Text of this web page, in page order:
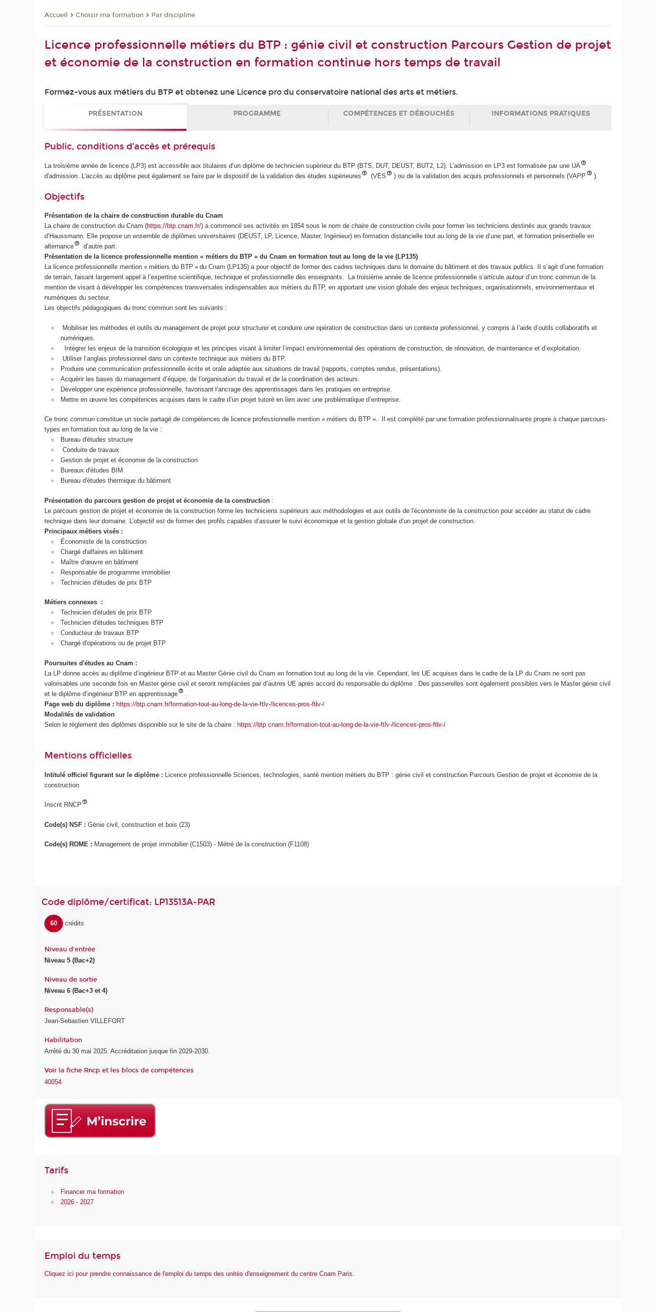
Accueil Choisir ma formation Par discipline
Licence professionnelle métiers du BTP : génie civil et construction Parcours Gestion de projet
et économie de la construction en formation continue hors temps de travail
Formez-vous aux métiers du BTP et obtenez une Licence pro du conservatoire national des arts et métiers.
PRÉSENTATION PROGRAMME COMPÉTENCES ET DÉBOUCHÉS INFORMATIONS PRATIQUES
Public, conditions d’accès et prérequis
La troisième année de licence (LP3) est accessible aux titulaires d’un diplôme de technicien supérieur du BTP (BTS, DUT, DEUST, BUT2, L2). L'admission en LP3 est formalisée par une UA
d'admission. L'accès au diplôme peut également se faire par le dispositif de la validation des études supérieures
(VES ) ou de la validation des acquis professionnels et personnels (VAPP ).
Objectifs
Présentation de la chaire de construction durable du Cnam
La chaire de construction du Cnam (https://btp.cnam.fr/) a commencé ses activités en 1854 sous le nom de chaire de construction civile pour former les techniciens destinés aux grands travaux
d’Haussmann. Elle propose un ensemble de diplômes universitaires (DEUST, LP, Licence, Master, Ingénieur) en formation distancielle tout au long de la vie d’une part, et formation présentielle en
alternance
d’autre part.
Présentation de la licence professionnelle mention « métiers du BTP » du Cnam en formation tout au long de la vie (LP135)
La licence professionnelle mention « métiers du BTP » du Cnam (LP135) a pour objectif de former des cadres techniques dans le domaine du bâtiment et des travaux publics. Il s’agit d’une formation
de terrain, faisant largement appel à l’expertise scientifique, technique et professionnelle des enseignants. La troisième année de licence professionnelle s’articule autour d’un tronc commun de la
mention de visant à développer les compétences transversales indispensables aux métiers du BTP, en apportant une vision globale des enjeux techniques, organisationnels, environnementaux et
numériques du secteur.
Les objectifs pédagogiques du tronc commun sont les suivants :
Mobiliser les méthodes et outils du management de projet pour structurer et conduire une opération de construction dans un contexte professionnel, y compris à l’aide d’outils collaboratifs et
numériques.
Intégrer les enjeux de la transition écologique et les principes visant à limiter l’impact environnemental des opérations de construction, de rénovation, de maintenance et d’exploitation.
Utiliser l’anglais professionnel dans un contexte technique aux métiers du BTP.
Produire une communication professionnelle écrite et orale adaptée aux situations de travail (rapports, comptes rendus, présentations).
Acquérir les bases du management d’équipe, de l’organisation du travail et de la coordination des acteurs.
Développer une expérience professionnelle, favorisant l’ancrage des apprentissages dans les pratiques en entreprise.
Mettre en œuvre les compétences acquises dans le cadre d’un projet tutoré en lien avec une problématique d’entreprise.
Ce tronc commun constitue un socle partagé de compétences de licence professionnelle mention « métiers du BTP ». Il est complété par une formation professionnalisante propre à chaque parcours-
types en formation tout au long de la vie :
Bureau d'études structure
Conduite de travaux
Gestion de projet et économie de la construction
Bureaux d'études BIM
Bureau d'études thermique du bâtiment
Présentation du parcours gestion de projet et économie de la construction :
Le parcours gestion de projet et économie de la construction forme les techniciens supérieurs aux méthodologies et aux outils de l'économiste de la construction pour accéder au statut de cadre
technique dans leur domaine. L’objectif est de former des profils capables d’assurer le suivi économique et la gestion globale d’un projet de construction.
Principaux métiers visés :
Économiste de la construction
Chargé d'affaires en bâtiment
Maître d'œuvre en bâtiment
Responsable de programme immobilier
Technicien d'études de prix BTP
Métiers connexes :
Technicien d'études de prix BTP
Technicien d'études techniques BTP
Conducteur de travaux BTP
Chargé d'opérations ou de projet BTP
Poursuites d'études au Cnam :
La LP donne accès au diplôme d’ingénieur BTP et au Master Génie civil du Cnam en formation tout au long de la vie. Cependant, les UE acquises dans le cadre de la LP du Cnam ne sont pas
valorisables une seconde fois en Master génie civil et seront remplacées par d’autres UE après accord du responsable du diplôme . Des passerelles sont également possibles vers le Master génie civil
et le diplôme d’ingénieur BTP en apprentissage
Page web du diplôme : https://btp.cnam.fr/formation-tout-au-long-de-la-vie-ftlv-/licences-pros-ftlv-/
Modalités de validation
Selon le règlement des diplômes disponible sur le site de la chaire : https://btp.cnam.fr/formation-tout-au-long-de-la-vie-ftlv-/licences-pros-ftlv-/
Mentions officielles
Intitulé officiel figurant sur le diplôme :
Licence professionnelle Sciences, technologies, santé mention métiers du BTP : génie civil et construction Parcours Gestion de projet et économie de la
construction
Inscrit RNCP
Code(s) NSF :Génie civil, construction et bois (23)
Code(s) ROME : Management de projet immobilier (C1503) - Métré de la construction (F1108)
Code diplôme/certificat: LP13513A-PAR
60 crédits
Niveau d'entrée
Niveau 5 (Bac+2)
Niveau de sortie
Niveau 6 (Bac+3 et 4)
Responsable(s)
Jean-Sebastien VILLEFORT
Habilitation
Arrêté du 30 mai 2025. Accréditation jusque fin 2029-2030.
Voir la fiche Rncp et les blocs de compétences
40054
Tarifs
Financer ma formation
2026 - 2027
Emploi du temps
Cliquez ici pour prendre connaissance de l'emploi du temps des unités d'enseignement du centre Cnam Paris.